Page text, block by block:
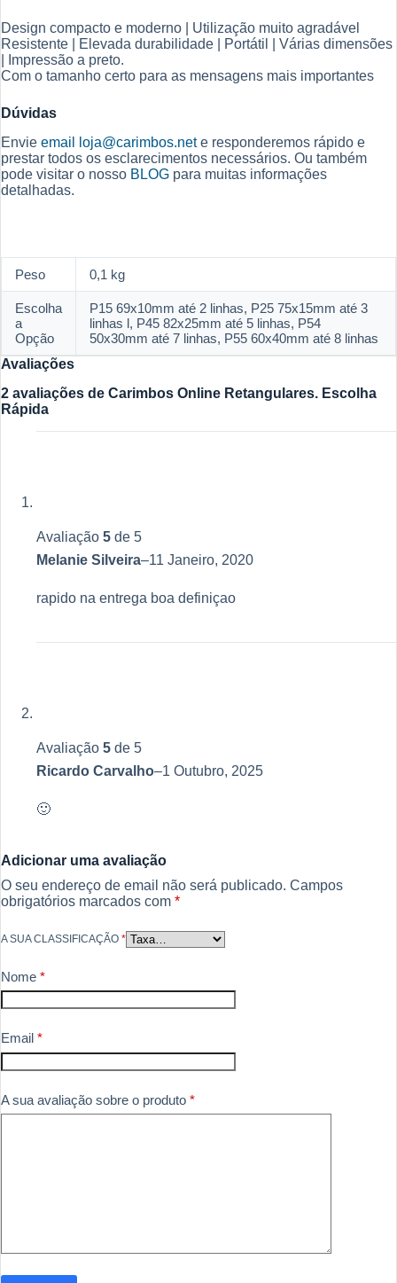
Design compacto e moderno | Utilização muito agradável
Resistente | Elevada durabilidade | Portátil | Várias dimensões
| Impressão a preto.
Com o tamanho certo para as mensagens mais importantes
Dúvidas
Envie email loja@carimbos.nete responderemos rápido e
prestar todos os esclarecimentos necessários. Ou também
pode visitar o nosso BLOG para muitas informações
detalhadas.
Peso 0,1 kg
Escolha
a
Opção
P15 69x10mm até 2 linhas, P25 75x15mm até 3
linhas l, P45 82x25mm até 5 linhas, P54
50x30mm até 7 linhas, P55 60x40mm até 8 linhas
Avaliações
2 avaliações de Carimbos Online Retangulares. Escolha
Rápida
Avaliação 5 de 5
Melanie Silveira–11 Janeiro, 2020
rapido na entrega boa definiçao
Avaliação 5 de 5
Ricardo Carvalho–1 Outubro, 2025
🙂
Adicionar uma avaliação
O seu endereço de email não será publicado. Campos
obrigatórios marcados com *
A SUA CLASSIFICAÇÃO *
Nome *
Email *
A sua avaliação sobre o produto *